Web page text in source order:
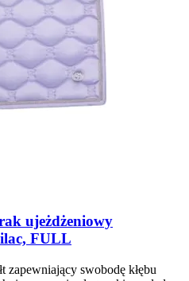
ujeżdżeniowy
FULL
zapewniający swobodę kłębu